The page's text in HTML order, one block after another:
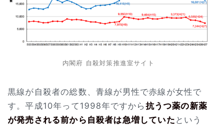
内閣府 自殺対策推進室サイト
黒線が自殺者の総数、青線が男性で赤線が女性で
す。平成10年って1998年ですから 抗うつ薬の新薬
が発売される前から自殺者は急増していた という